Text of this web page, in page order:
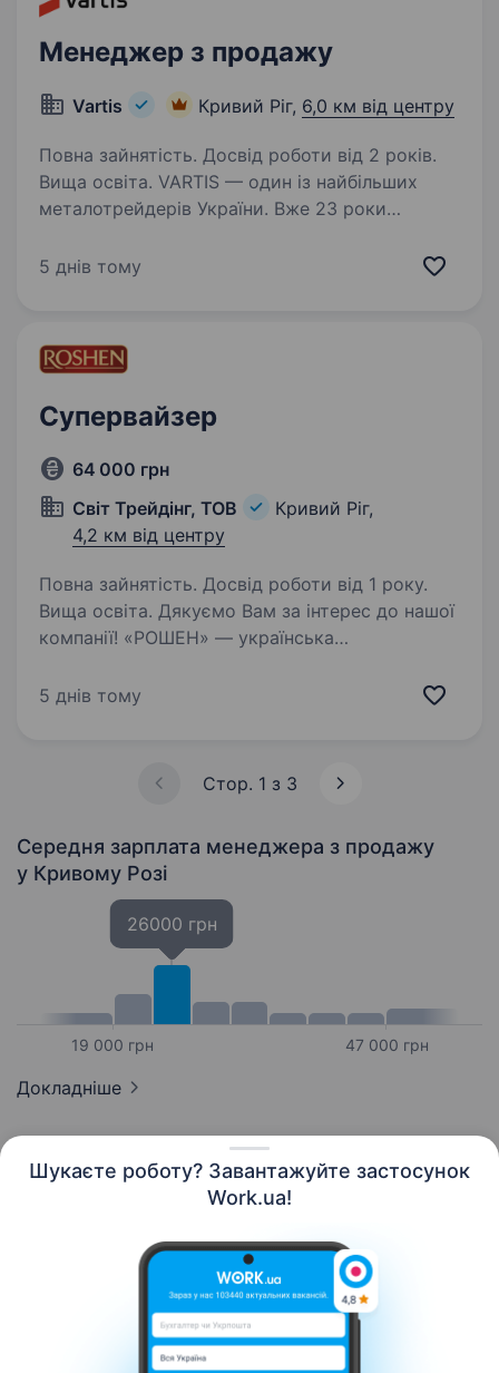
Шукаєте роботу? Завантажуйте застосунок
Work.ua!
Менеджер з продажу
Vartis Кривий Ріг, 6,0 км від центру
Повна зайнятість. Досвід роботи від 2 років.
Вища освіта. VARTIS — один із найбільших
металотрейдерів України. Вже 23 роки
металопрокату для будівельних об'єктів,
5 днів тому
Супервайзер
64 000 грн
Світ Трейдінг, ТОВ
Кривий Ріг,
4,2 км від центру
Повна зайнятість. Досвід роботи від 1 року.
Вища освіта. Дякуємо Вам за інтерес до нашої
компанії! «РОШЕН» — українська
світових виробників кондитерських виробів,
5 днів тому
Стор. 1 з 3
Середня зарплата менеджера з продажу
у Кривому Розі
19 000 грн
26000 грн
47 000 грн
Докладніше